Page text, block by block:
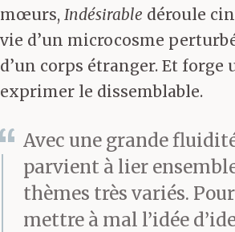
mœurs, Indésirable déroule
vie d’un microcosme
d’un corps étranger. Et forge
exprimer le dissemblable.
Avec une grande
parvient à lier
thèmes très variés.
mettre à mal l’idée